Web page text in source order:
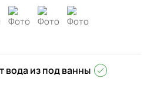
вода из под ванны